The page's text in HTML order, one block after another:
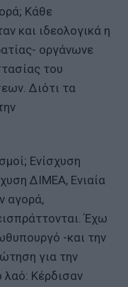
Κάθε
και ιδεολογικά η
οργάνωνε
του
Διότι τα
Ενίσχυση
ΔΙΜΕΑ, Ενιαία
αγορά,
Έχω
-και την
για την
λαό: Κέρδισαν